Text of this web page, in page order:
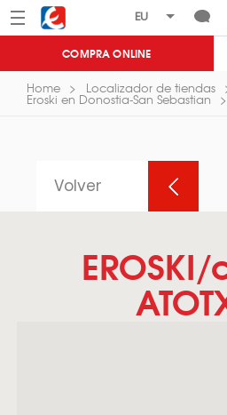
Menú Eroski
COMPRA ONLINE
Home Localizador de tiendas
Eroski en Donostia-San Sebastian
Volver